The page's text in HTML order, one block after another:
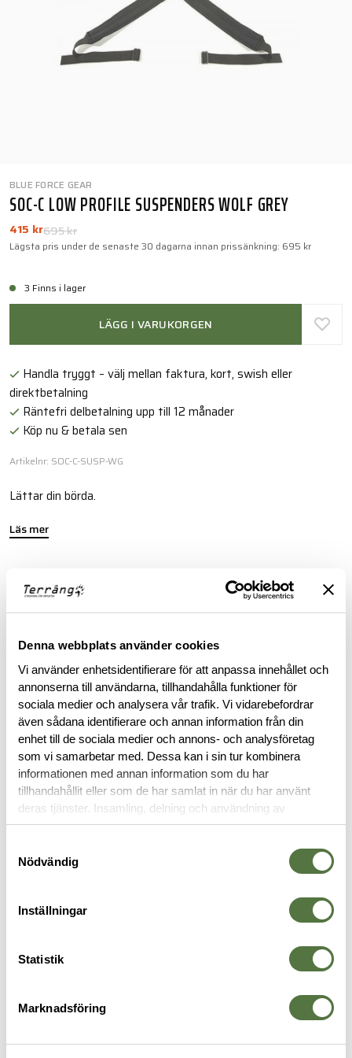
Denna webbplats använder cookies
Vi använder enhetsidentifierare för att anpassa innehållet och
annonserna till användarna, tillhandahålla funktioner för
sociala medier och analysera vår trafik. Vi vidarebefordrar
även sådana identifierare och annan information från din
enhet till de sociala medier och annons- och analysföretag
som vi samarbetar med. Dessa kan i sin tur kombinera
informationen med annan information som du har
tillhandahållit eller som de har samlat in när du har använt
deras tjänster. Insamling, delning och användning av
personuppgifter kan användas för personalisering av
Nödvändig
Inställningar
Statistik
Marknadsföring
BLUE FORCE GEAR
SOC-C LOW PROFILE SUSPENDERS WOLF GREY
695 kr
415 kr
Lägsta pris under de senaste 30 dagarna innan prissänkning: 695 kr
3 Finns i lager
LÄGG I VARUKORGEN
Handla tryggt – välj mellan faktura, kort, swish eller
direktbetalning
Räntefri delbetalning upp till 12 månader
Köp nu & betala sen
Artikelnr: SOC-C-SUSP-WG
Lättar din börda.
Läs mer
BESKRIVNING
RECENSIONER
OM VARUMÄRKET
HÄNGSLEN
-30%
Coyote Brown